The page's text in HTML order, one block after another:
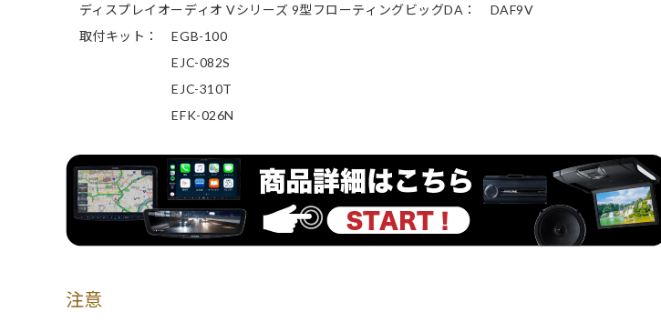
ディスプレイオーディオ Vシリーズ 9型フローティングビッグDA： DAF9V
取付キット： EGB-100
EJC-082S
EJC-310T
EFK-026N
注意